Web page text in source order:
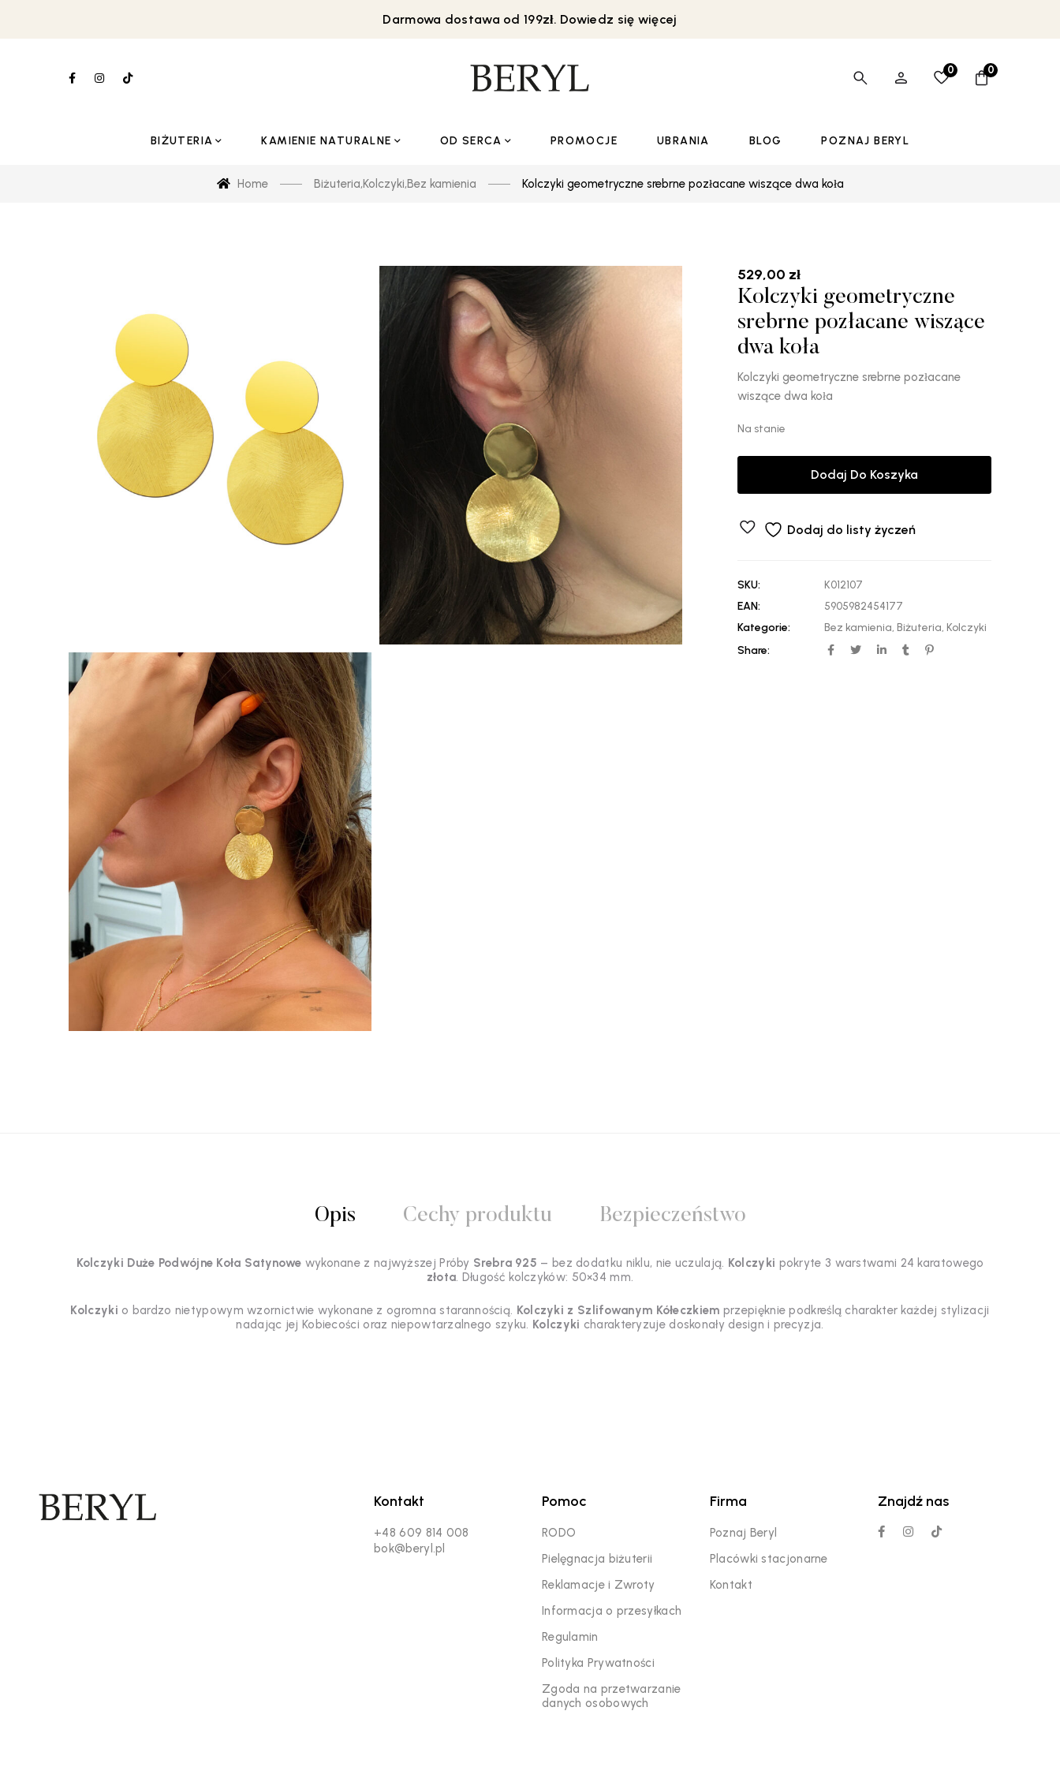
Darmowa dostawa od 199zł. Dowiedz się więcej
0 0
BIŻUTERIA KAMIENIE NATURALNE OD SERCA PROMOCJE UBRANIA BLOG POZNAJ BERYL
Home Biżuteria,Kolczyki,Bez kamienia Kolczyki geometryczne srebrne pozłacane wiszące dwa koła
529,00 zł
Kolczyki geometryczne
srebrne pozłacane wiszące
dwa koła
Kolczyki geometryczne srebrne pozłacane
wiszące dwa koła
Na stanie
Dodaj Do Koszyka
Dodaj do listy życzeń
SKU:
K012107
EAN:
5905982454177
Kategorie:
Bez kamienia, Biżuteria, Kolczyki
Share:
Opis Cechy produktu Bezpieczeństwo
Kolczyki Duże Podwójne Koła Satynowe wykonane z najwyższej Próby Srebra 925 – bez dodatku niklu, nie uczulają. Kolczyki pokryte 3 warstwami 24 karatowego
złota . Długość kolczyków: 50×34 mm.
Kolczyki o bardzo nietypowym wzornictwie wykonane z ogromna starannością. Kolczyki z Szlifowanym Kółeczkiem przepięknie podkreślą charakter każdej stylizacji
nadając jej Kobiecości oraz niepowtarzalnego szyku. Kolczyki charakteryzuje doskonały design i precyzja.
Kontakt
+48 609 814 008
bok@beryl.pl
Pomoc
RODO
Pielęgnacja biżuterii
Reklamacje i Zwroty
Informacja o przesyłkach
Regulamin
Polityka Prywatności
Zgoda na przetwarzanie
danych osobowych
Firma
Poznaj Beryl
Placówki stacjonarne
Kontakt
Znajdź nas